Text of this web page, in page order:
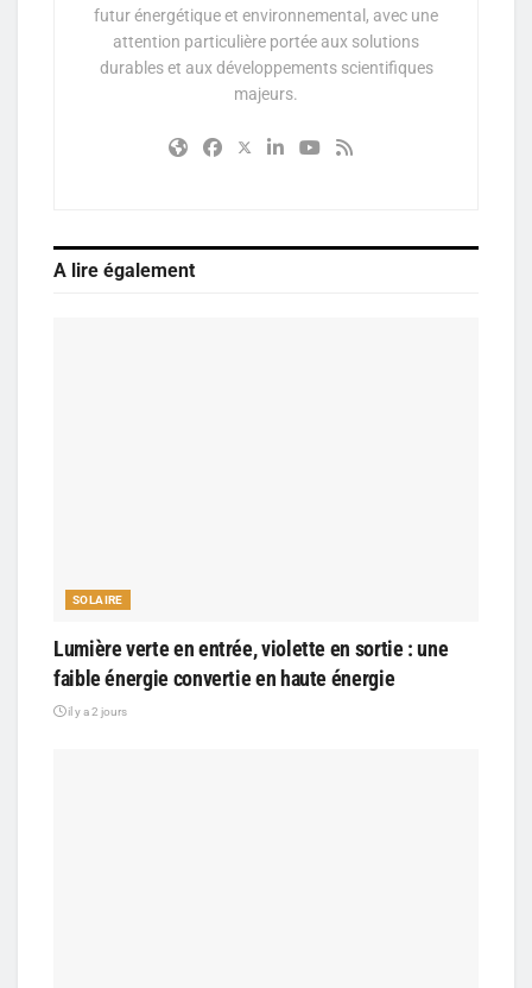
futur énergétique et environnemental, avec une
attention particulière portée aux solutions
durables et aux développements scientifiques
majeurs.
A lire également
SOLAIRE
Lumière verte en entrée, violette en sortie : une
faible énergie convertie en haute énergie
il y a 2 jours